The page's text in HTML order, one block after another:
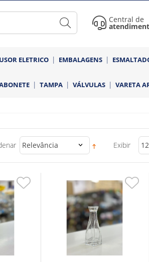
Central de
ELETRICO EMBALAGENS
TAMPA VÁLVULAS VARETA
Relevância Exibir 12
Adicionar Adicionar